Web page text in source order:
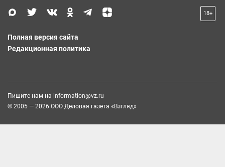
18+
Полная версия сайта
Редакционная политика
Пишите нам на information@vz.ru
© 2005 — 2026 ООО Деловая газета «Взгляд»